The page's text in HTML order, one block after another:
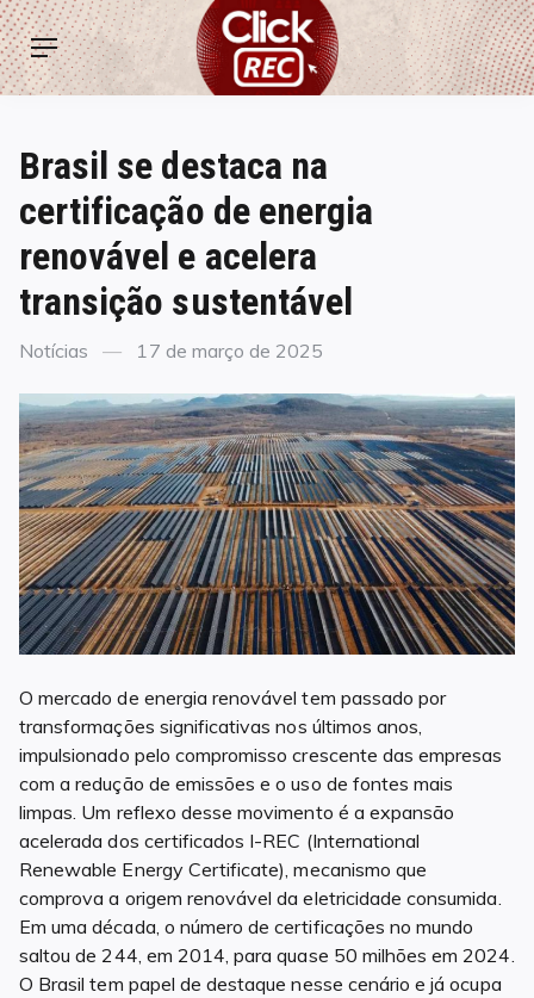
Skip
to
content
ClickREC
Menu
Brasil se destaca na
certificação de energia
renovável e acelera
transição sustentável
Categories
Notícias
Posted
17 de março de 2025
O mercado de energia renovável tem passado por
transformações significativas nos últimos anos,
impulsionado pelo compromisso crescente das empresas
com a redução de emissões e o uso de fontes mais
limpas. Um reflexo desse movimento é a expansão
acelerada dos certificados I-REC (International
Renewable Energy Certificate), mecanismo que
comprova a origem renovável da eletricidade consumida.
Em uma década, o número de certificações no mundo
saltou de 244, em 2014, para quase 50 milhões em 2024.
O Brasil tem papel de destaque nesse cenário e já ocupa